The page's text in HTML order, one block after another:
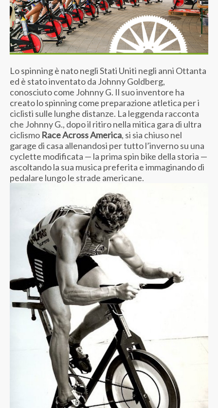
Lo spinning è nato negli Stati Uniti negli anni Ottanta
ed è stato inventato da Johnny Goldberg,
conosciuto come Johnny G. Il suo inventore ha
creato lo spinning come preparazione atletica per i
ciclisti sulle lunghe distanze. La leggenda racconta
che Johnny G., dopo il ritiro nella mitica gara di ultra
ciclismo Race Across America, si sia chiuso nel
garage di casa allenandosi per tutto l’inverno su una
cyclette modificata — la prima spin bike della storia —
ascoltando la sua musica preferita e immaginando di
pedalare lungo le strade americane.